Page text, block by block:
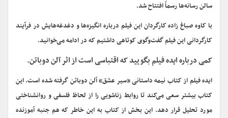
سالن رسانه‌ها رسماً افتتاح شد.
با کاوه صباغ زاده کارگردان این فیلم درباره انگیزه‌ها و دغدغه‌هایش در فرآیند
کارگردانی این فیلم گفت‌وگوی کوتاهی داشتیم که در ادامه می‌خوانید.
کمی درباره ایده فیلم بگویید که اقتباسی است از اثر آلن دوباتن.
ایده فیلم از کتاب نیمه داستانی «سیر عشق» آلن‌ دوباتن گرفته شده است. این
کتاب بیشتر سعی می‌کند تا روابط زناشویی را از لحاظ فلسفی و روانشناختی
مورد تحلیل قرار دهد. این بخش از کتاب به این خاطر که هم جنبه آموزنده